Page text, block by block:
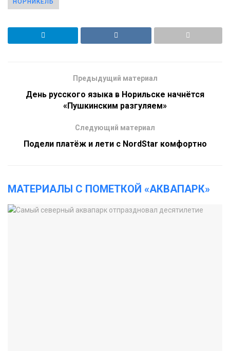
НОРНИКЕЛЬ
Предыдущий материал
День русского языка в Норильске начнётся
«Пушкинским разгуляем»
Следующий материал
Подели платёж и лети с NordStar комфортно
МАТЕРИАЛЫ С ПОМЕТКОЙ «АКВАПАРК»